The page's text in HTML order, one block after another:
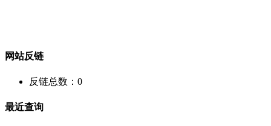
网站反链
反链总数： 0
最近查询